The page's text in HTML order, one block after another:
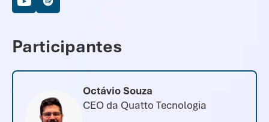
Participantes
Octávio Souza
CEO da Quatto Tecnologia